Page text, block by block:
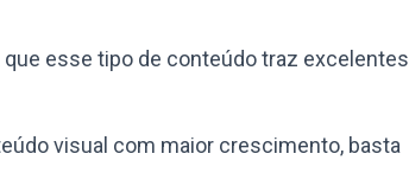
esse tipo de conteúdo traz excelentes
visual com maior crescimento, basta